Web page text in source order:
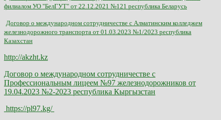
филиалом УО "БелГУТ" от 22.12.2021 №121 республика Беларусь
Договор о международном сотрудничестве с Алматинским колледжем
железнодорожного транспорта от 01.03.2023 №1/2023 республика
Казахстан
http://akzht.kz
Договор о международном сотрудничестве с
Профессиональным лицеем №97 железнодорожников от
19.04.2023 №2-2023 республика Кыргызстан
https://pl97.kg/